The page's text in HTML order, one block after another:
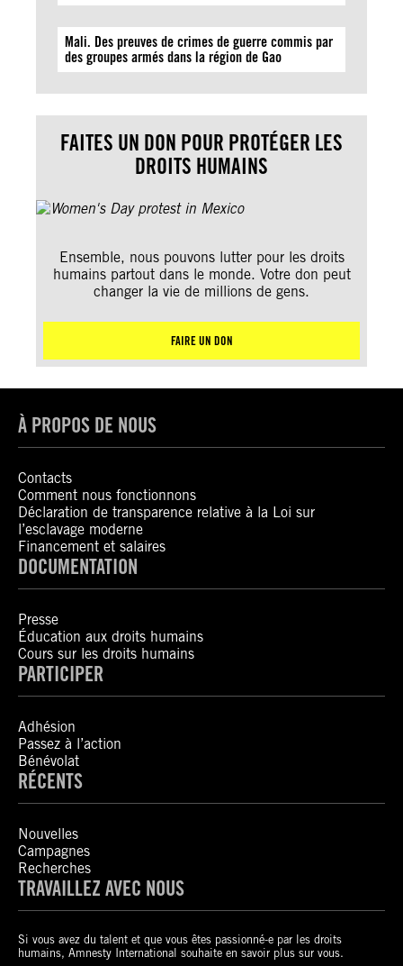
Mali. Des preuves de crimes de guerre commis par
des groupes armés dans la région de Gao
FAITES UN DON POUR PROTÉGER LES
DROITS HUMAINS
Ensemble, nous pouvons lutter pour les droits
humains partout dans le monde. Votre don peut
changer la vie de millions de gens.
FAIRE UN DON
À PROPOS DE NOUS
Contacts
Comment nous fonctionnons
Déclaration de transparence relative à la Loi sur
l’esclavage moderne
Financement et salaires
DOCUMENTATION
Presse
Éducation aux droits humains
Cours sur les droits humains
PARTICIPER
Adhésion
Passez à l’action
Bénévolat
RÉCENTS
Nouvelles
Campagnes
Recherches
TRAVAILLEZ AVEC NOUS
Si vous avez du talent et que vous êtes passionné-e par les droits
humains, Amnesty International souhaite en savoir plus sur vous.